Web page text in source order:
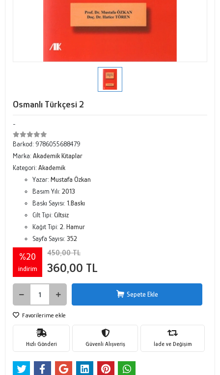
Osmanlı Türkçesi 2
-
Barkod: 9786055688479
Marka: Akademik Kitaplar
Kategori: Akademik
Yazar: Mustafa Özkan
Basım Yılı: 2013
Baskı Sayısı: 1.Baskı
Cilt Tipi: Ciltsiz
Kağıt Tipi: 2. Hamur
Sayfa Sayısı: 352
%20
indirim
450,00 TL
360,00 TL
Sepete Ekle
Favorilerime ekle
Hızlı Gönderi Güvenli Alışveriş İade ve Değişim